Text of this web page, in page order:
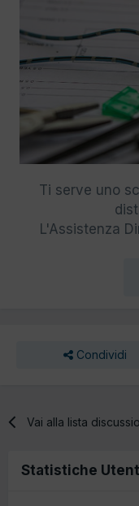
Ti serve uno
L'Assistenza
Condividi
Vai alla lista
Statistiche